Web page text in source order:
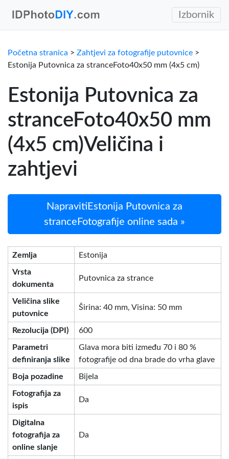
Izbornik
Početna stranica > Zahtjevi za fotografije putovnice >
Estonija Putovnica za stranceFoto40x50 mm (4x5 cm)
Estonija Putovnica za
stranceFoto40x50 mm
(4x5 cm)Veličina i
zahtjevi
NapravitiEstonija Putovnica za
stranceFotografije online sada »
Zemlja Estonija
Vrsta
dokumenta
Putovnica za strance
Veličina slike
putovnice
Širina: 40 mm, Visina: 50 mm
Rezolucija (DPI) 600
Parametri
definiranja slike
Glava mora biti između 70 i 80 %
fotografije od dna brade do vrha glave
Boja pozadine Bijela
Fotografija za
ispis
Da
Digitalna
fotografija za
online slanje
Da